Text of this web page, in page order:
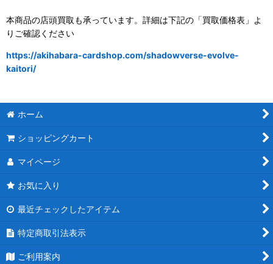
本商品の店頭買取も承っています。詳細は下記の「買取価格表」よ
りご確認ください
https://akihabara-cardshop.com/shadowverse-evolve-
kaitori/
ホーム
ショッピングカート
マイページ
お気に入り
最近チェックしたアイテム
特定商取引法表示
ご利用案内